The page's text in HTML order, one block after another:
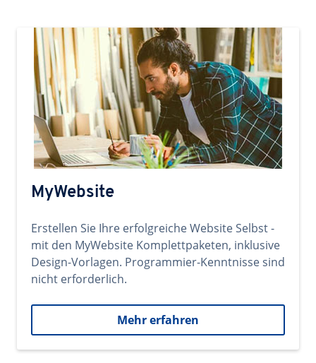
MyWebsite
Erstellen Sie Ihre erfolgreiche Website Selbst -
mit den MyWebsite Komplettpaketen, inklusive
Design-Vorlagen. Programmier-Kenntnisse sind
nicht erforderlich.
Mehr erfahren